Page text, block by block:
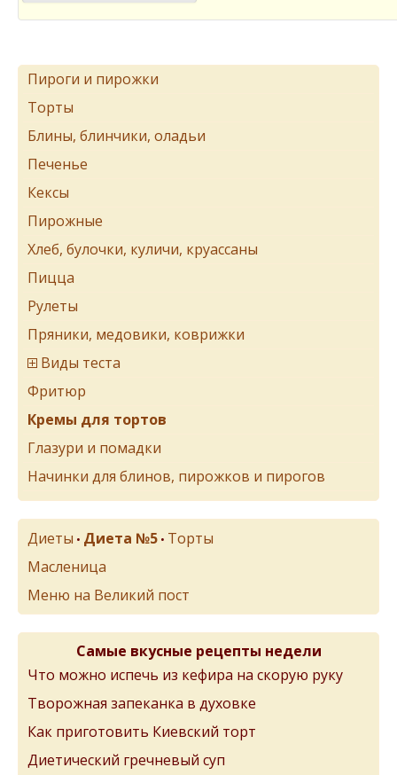
Пироги и пирожки
Торты
Блины, блинчики, оладьи
Печенье
Кексы
Пирожные
Хлеб, булочки, куличи, круассаны
Пицца
Рулеты
Пряники, медовики, коврижки
Виды теста
Фритюр
Кремы для тортов
Глазури и помадки
Начинки для блинов, пирожков и пирогов
Диеты • Диета №5 • Торты
Масленица
Меню на Великий пост
Самые вкусные рецепты недели
Что можно испечь из кефира на скорую руку
Творожная запеканка в духовке
Как приготовить Киевский торт
Диетический гречневый суп